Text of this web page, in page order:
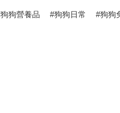
狗狗營養品 狗狗日常 狗狗